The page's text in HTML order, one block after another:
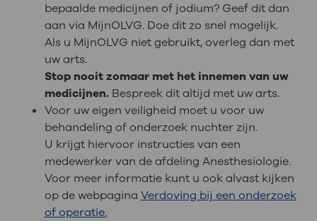
bepaalde medicijnen of jodium? Geef dit dan
aan via MijnOLVG. Doe dit zo snel mogelijk.
Als u MijnOLVG niet gebruikt, overleg dan met
uw arts.
Stop nooit zomaar met het innemen van uw
medicijnen.Bespreek dit altijd met uw arts.
Voor uw eigen veiligheid moet u voor uw
behandeling of onderzoek nuchter zijn.
U krijgt hiervoor instructies van een
medewerker van de afdeling Anesthesiologie.
Voor meer informatie kunt u ook alvast kijken
op de webpagina Verdoving bij een onderzoek
of operatie.